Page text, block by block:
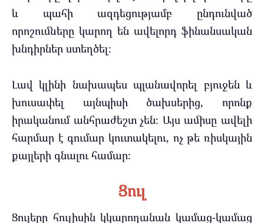
և պահի ազդեցությամբ ընդունված
որոշումները կարող են ավելորդ ֆինանսական
խնդիրներ ստեղծել։
Լավ կլինի նախապես պլանավորել բյուջեն և
խուսափել այնպիսի ծախսերից, որոնք
իրականում անհրաժեշտ չեն։ Այս ամիսը ավելի
հարմար է գումար կուտակելու, ոչ թե ռիսկային
քայլերի գնալու համար։
Ցուլ
Ցուլերը հուլիսին կկարողանան կամաց-կամաց